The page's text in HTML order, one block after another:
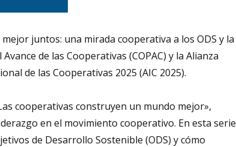
juntos: una mirada cooperativa a los ODS y la
de las Cooperativas (COPAC) y la Alianza
de las Cooperativas 2025 (AIC 2025).
cooperativas construyen un mundo mejor»,
en el movimiento cooperativo. En esta serie
de Desarrollo Sostenible (ODS) y cómo